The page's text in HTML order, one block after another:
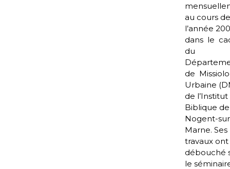
au cours de
l’année
dans le
du
de
Urbaine
de l’Institut
Biblique de
Nogent-
Marne. Ses
travaux ont
débouché
le